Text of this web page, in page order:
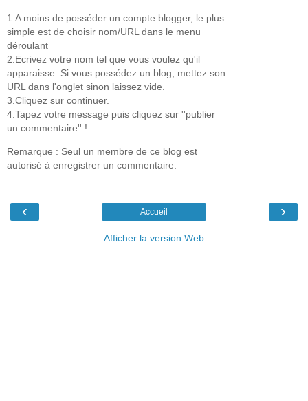
1.A moins de posséder un compte blogger, le plus
simple est de choisir nom/URL dans le menu
déroulant
2.Ecrivez votre nom tel que vous voulez qu'il
apparaisse. Si vous possédez un blog, mettez son
URL dans l'onglet sinon laissez vide.
3.Cliquez sur continuer.
4.Tapez votre message puis cliquez sur ''publier
un commentaire'' !
Remarque : Seul un membre de ce blog est
autorisé à enregistrer un commentaire.
‹ ›
Accueil
Afficher la version Web